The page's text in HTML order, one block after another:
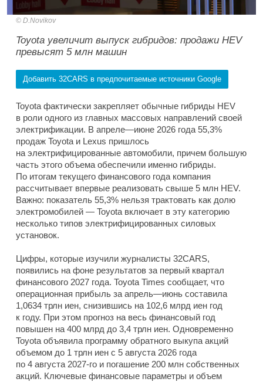
D.Novikov
Toyota увеличит выпуск гибридов: продажи HEV
превысят 5 млн машин
Добавить 32CARS в предпочитаемые источники Google
Toyota фактически закрепляет обычные гибриды HEV
в роли одного из главных массовых направлений своей
электрификации. В апреле—июне 2026 года 55,3%
продаж Toyota и Lexus пришлось
на электрифицированные автомобили, причем большую
часть этого объема обеспечили именно гибриды.
По итогам текущего финансового года компания
рассчитывает впервые реализовать свыше 5 млн HEV.
Важно: показатель 55,3% нельзя трактовать как долю
электромобилей — Toyota включает в эту категорию
несколько типов электрифицированных силовых
установок.
Цифры, которые изучили журналисты 32CARS,
появились на фоне результатов за первый квартал
финансового 2027 года. Toyota Times сообщает, что
операционная прибыль за апрель—июнь составила
1,0634 трлн иен, снизившись на 102,6 млрд иен год
к году. При этом прогноз на весь финансовый год
повышен на 400 млрд до 3,4 трлн иен. Одновременно
Toyota объявила программу обратного выкупа акций
объемом до 1 трлн иен с 5 августа 2026 года
по 4 августа 2027-го и погашение 200 млн собственных
акций. Ключевые финансовые параметры и объем